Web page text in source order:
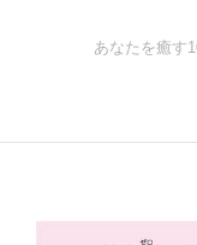
あなたを癒す